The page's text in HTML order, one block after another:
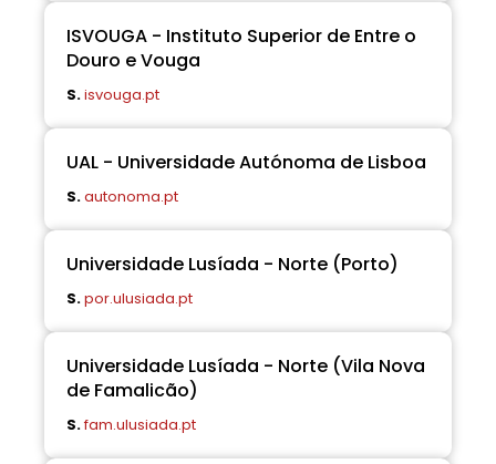
ISVOUGA - Instituto Superior de Entre o
Douro e Vouga
S.isvouga.pt
UAL - Universidade Autónoma de Lisboa
S.autonoma.pt
Universidade Lusíada - Norte (Porto)
S.por.ulusiada.pt
Universidade Lusíada - Norte (Vila Nova
de Famalicão)
S.fam.ulusiada.pt